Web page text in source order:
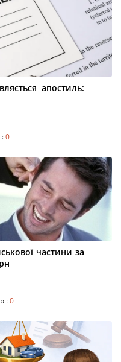
апостиль:
0
частини за
0